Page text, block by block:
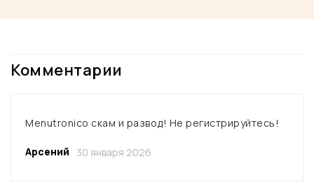
Комментарии
Menutronico скам и развод! Не регистрируйтесь!
Арсений 30 января 2026